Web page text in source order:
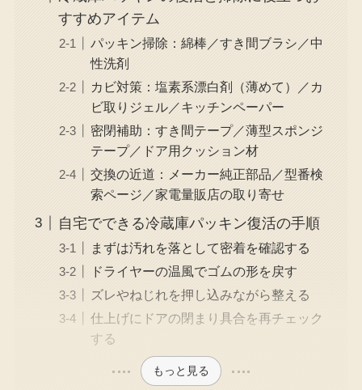
すすめアイテム
パッキン掃除：綿棒／すき間ブラシ／中
性洗剤
カビ対策：塩素系漂白剤（薄めて）／カ
ビ取りジェル／キッチンペーパー
密閉補助：すき間テープ／薄型スポンジ
テープ／ドア用クッション材
交換の近道：メーカー純正部品／型番検
索ページ／家電量販店の取り寄せ
自宅でできる冷蔵庫パッキン復活の手順
まずは汚れを落として密着を確認する
ドライヤーの温風でゴムの形を戻す
ズレやねじれを押し込みながら整える
仕上げにドアの閉まり具合を再チェック
する
もっと見る